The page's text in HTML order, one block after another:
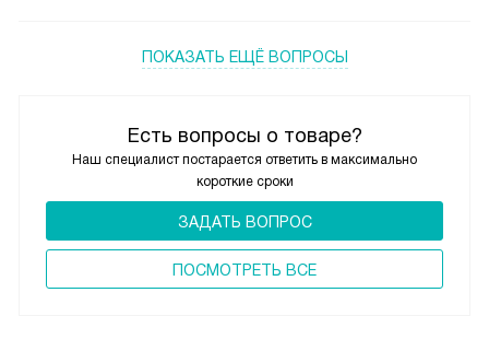
Есть вопросы о товаре?
Наш специалист постарается ответить в максимально
короткие сроки
ЗАДАТЬ ВОПРОС
ПОCМОТРЕТЬ ВСЕ
ПОКАЗАТЬ ЕЩЁ ВОПРОСЫ